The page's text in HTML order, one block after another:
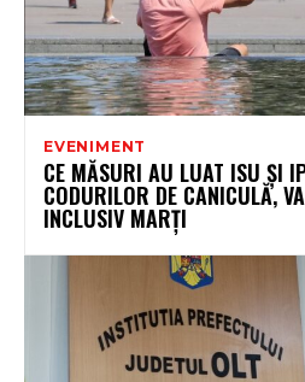
EVENIMENT
CE MĂSURI AU LUAT ISU ȘI
CODURILOR DE CANICULĂ,
INCLUSIV MARȚI